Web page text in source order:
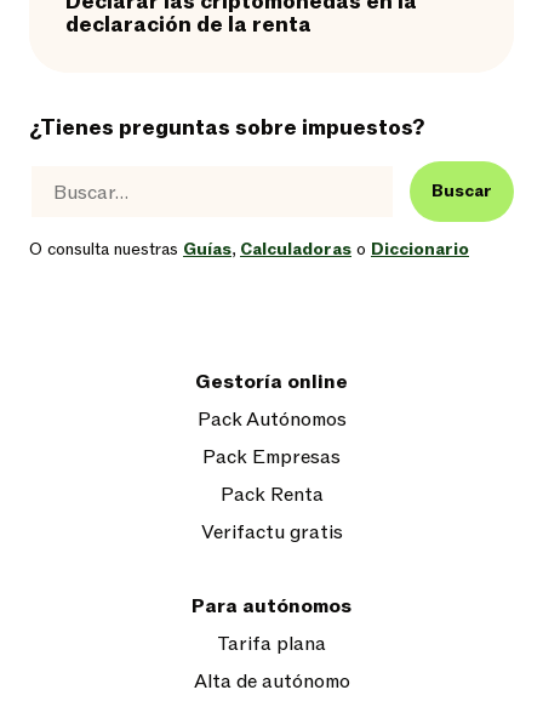
declaración de la renta
¿Tienes preguntas sobre impuestos?
Buscar
O consulta nuestras Guías, Calculadoras o Diccionario
Gestoría online
Pack Autónomos
Pack Empresas
Pack Renta
Verifactu gratis
Para autónomos
Tarifa plana
Alta de autónomo